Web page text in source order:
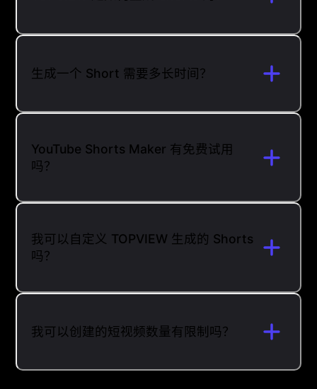
生成一个 Short 需要多长时间？
YouTube Shorts Maker 有免费试用
吗？
我可以自定义 TOPVIEW 生成的 Shorts
吗？
我可以创建的短视频数量有限制吗？